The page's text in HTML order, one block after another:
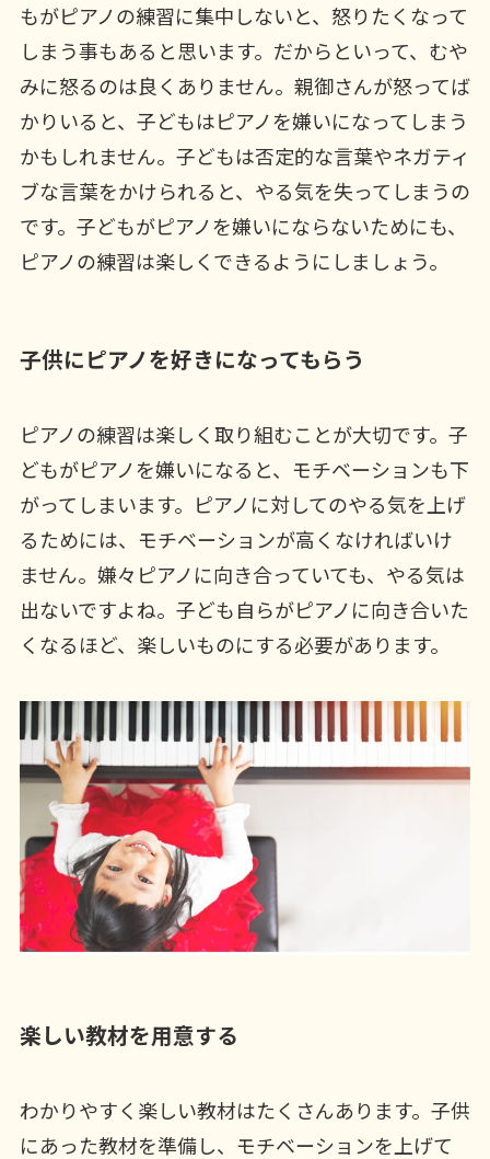
もがピアノの練習に集中しないと、怒りたくなって
しまう事もあると思います。だからといって、むや
みに怒るのは良くありません。親御さんが怒ってば
かりいると、子どもはピアノを嫌いになってしまう
かもしれません。子どもは否定的な言葉やネガティ
ブな言葉をかけられると、やる気を失ってしまうの
です。子どもがピアノを嫌いにならないためにも、
ピアノの練習は楽しくできるようにしましょう。
子供にピアノを好きになってもらう
ピアノの練習は楽しく取り組むことが大切です。子
どもがピアノを嫌いになると、モチベーションも下
がってしまいます。ピアノに対してのやる気を上げ
るためには、モチベーションが高くなければいけ
ません。嫌々ピアノに向き合っていても、やる気は
出ないですよね。子ども自らがピアノに向き合いた
くなるほど、楽しいものにする必要があります。
楽しい教材を用意する
わかりやすく楽しい教材はたくさんあります。子供
にあった教材を準備し、モチベーションを上げて